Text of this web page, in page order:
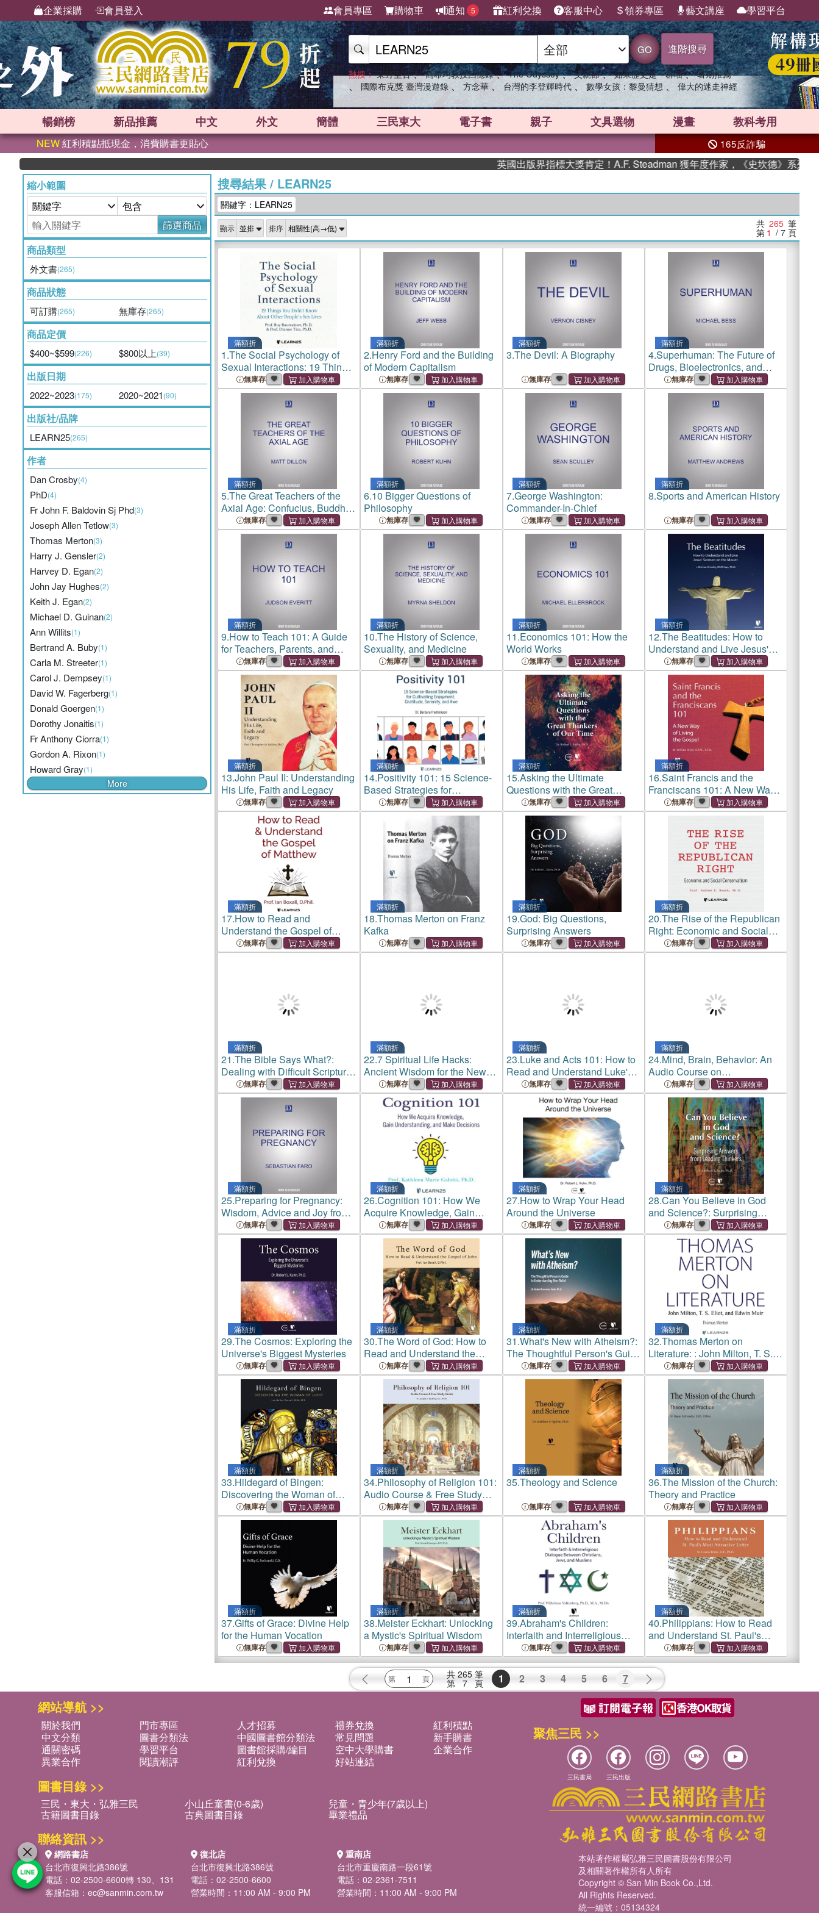
企業採購 會員登入 會員專區 購物車 通知 5 紅利兌換 客服中心 領券專區 藝文講座 學習平台
GO 進階搜尋
熱搜： 東野圭吾 、 高希均教授回憶錄 、 The Odyssey 、 父親節 、 如果歷史是一群喵 、 暑期推薦
、 國際布克獎 臺灣漫遊錄 、 方念華 、 台灣的李登輝時代 、 數學女孩：黎曼猜想 、 偉大的迷走神經
暢銷榜 新品推薦 中文 外文 簡體 三民東大 電子書 親子 文具選物 漫畫 教科考用
NEW紅利積點抵現金，消費購書更貼心 165反詐騙
英國出版界指標大獎肯定！A.F. Steadman 獲年度作家，《史坎德》系列帶你踏上熱
縮小範圍
篩選商品
商品類型
外文書(265)
商品狀態
可訂購(265) 無庫存(265)
商品定價
$400~$599(226) $800以上(39)
出版日期
2022~2023(175) 2020~2021(90)
出版社/品牌
LEARN25(265)
作者
Dan Crosby(4)
PhD(4)
Fr John F. Baldovin Sj Phd(3)
Joseph Allen Tetlow(3)
Thomas Merton(3)
Harry J. Gensler(2)
Harvey D. Egan(2)
John Jay Hughes(2)
Keith J. Egan(2)
Michael D. Guinan(2)
Ann Willits(1)
Bertrand A. Buby(1)
Carla M. Streeter(1)
Carol J. Dempsey(1)
David W. Fagerberg(1)
Donald Goergen(1)
Dorothy Jonaitis(1)
Fr Anthony Ciorra(1)
Gordon A. Rixon(1)
Howard Gray(1)
More
搜尋結果/ LEARN25
關鍵字：LEARN25
顯示 排序 共 265 筆
第 1 / 7 頁
滿額折
1.The Social Psychology of
Sexual Interactions: 19 Things
You Didn't Know about Other
People's Sex Lives
無庫存
滿額折
2.Henry Ford and the Building
of Modern Capitalism
無庫存
滿額折
3.The Devil: A Biography
無庫存
滿額折
4.Superhuman: The Future of
Drugs, Bioelectronics, and
Genetic Medicine
無庫存
滿額折
5.The Great Teachers of the
Axial Age: Confucius, Buddha,
Socrates
無庫存
滿額折
6.10 Bigger Questions of
Philosophy
無庫存
滿額折
7.George Washington:
Commander-In-Chief
無庫存
滿額折
8.Sports and American History
無庫存
滿額折
9.How to Teach 101: A Guide
for Teachers, Parents, and
Managers
無庫存
滿額折
10.The History of Science,
Sexuality, and Medicine
無庫存
滿額折
11.Economics 101: How the
World Works
無庫存
滿額折
12.The Beatitudes: How to
Understand and Live Jesus'
Sermon on the Mount
無庫存
滿額折
13.John Paul II: Understanding
His Life, Faith and Legacy
無庫存
滿額折
14.Positivity 101: 15 Science-
Based Strategies for
Cultivating Enjoyment,
Gratitude, Serenity, and Awe
無庫存
滿額折
15.Asking the Ultimate
Questions with the Great
Thinkers of Our Time
無庫存
滿額折
16.Saint Francis and the
Franciscans 101: A New Way
of Living the Gospel
無庫存
滿額折
17.How to Read and
Understand the Gospel of
Matthew
無庫存
滿額折
18.Thomas Merton on Franz
Kafka
無庫存
滿額折
19.God: Big Questions,
Surprising Answers
無庫存
滿額折
20.The Rise of the Republican
Right: Economic and Social
Conservatism
無庫存
滿額折
21.The Bible Says What?:
Dealing with Difficult Scripture
Passages
無庫存
滿額折
22.7 Spiritual Life Hacks:
Ancient Wisdom for the New
Normal無庫存
滿額折
23.Luke and Acts 101: How to
Read and Understand Luke's
Gospel and the Acts of the
Apostles
無庫存
滿額折
24.Mind, Brain, Behavior: An
Audio Course on
Consciousness
無庫存
滿額折
25.Preparing for Pregnancy:
Wisdom, Advice and Joy from
30,000 Deliveries
無庫存
滿額折
26.Cognition 101: How We
Acquire Knowledge, Gain
Understanding, and Make
Decisions
無庫存
滿額折
27.How to Wrap Your Head
Around the Universe
無庫存
滿額折
28.Can You Believe in God
and Science?: Surprising
Answers from Leading
Thinkers
無庫存
滿額折
29.The Cosmos: Exploring the
Universe's Biggest Mysteries
無庫存
滿額折
30.The Word of God: How to
Read and Understand the
Gospel of John
無庫存
滿額折
31.What's New with Atheism?:
The Thoughtful Person's Guide
to Understanding Non-Belief
無庫存
滿額折
32.Thomas Merton on
Literature: : John Milton, T. S.
Eliot, and Edwin Muir
無庫存
滿額折
33.Hildegard of Bingen:
Discovering the Woman of
Light無庫存
滿額折
34.Philosophy of Religion 101:
Audio Course & Free Study
Guide無庫存
滿額折
35.Theology and Science
無庫存
滿額折
36.The Mission of the Church:
Theory and Practice
無庫存
滿額折
37.Gifts of Grace: Divine Help
for the Human Vocation
無庫存
滿額折
38.Meister Eckhart: Unlocking
a Mystic's Spiritual Wisdom
無庫存
滿額折
39.Abraham's Children:
Interfaith and Interreligious
Dialogue Between Christians,
Jews, and Muslims
無庫存
滿額折
40.Philippians: How to Read
and Understand St. Paul's
Most Attractive Letter
無庫存
共 265 筆
第 7 頁 1 2 3 4 5 6 7
網站導航 >>
關於我們 門市專區 人才招募 禮券兌換
紅利積點
中文分類
圖書分類法 中國圖書館分類法 常見問題
新手購書
通關密碼
學習平台 圖書館採購/編目 空中大學購書
企業合作
異業合作
閱讀潮評 紅利兌換 好站連結
圖書目錄 >>
三民・東大・弘雅三民 小山丘童書(0-6歲) 兒童・青少年(7歲以上)
古籍圖書目錄 古典圖書目錄 畢業禮品
聯絡資訊 >>
網路書店
台北市復興北路386號
電話：02-2500-6600轉 130、131
客服信箱： ec@sanmin.com.tw
復北店
台北市復興北路386號
電話：02-2500-6600
營業時間：11:00 AM - 9:00 PM
重南店
台北市重慶南路一段61號
電話：02-2361-7511
營業時間：11:00 AM - 9:00 PM
聚焦三民 >>
三民書局 三民出版
本站著作權屬弘雅三民圖書股份有限公司
及相關著作權所有人所有
Copyright © San Min Book Co.,Ltd.
All Rights Reserved.
統一編號：05134324